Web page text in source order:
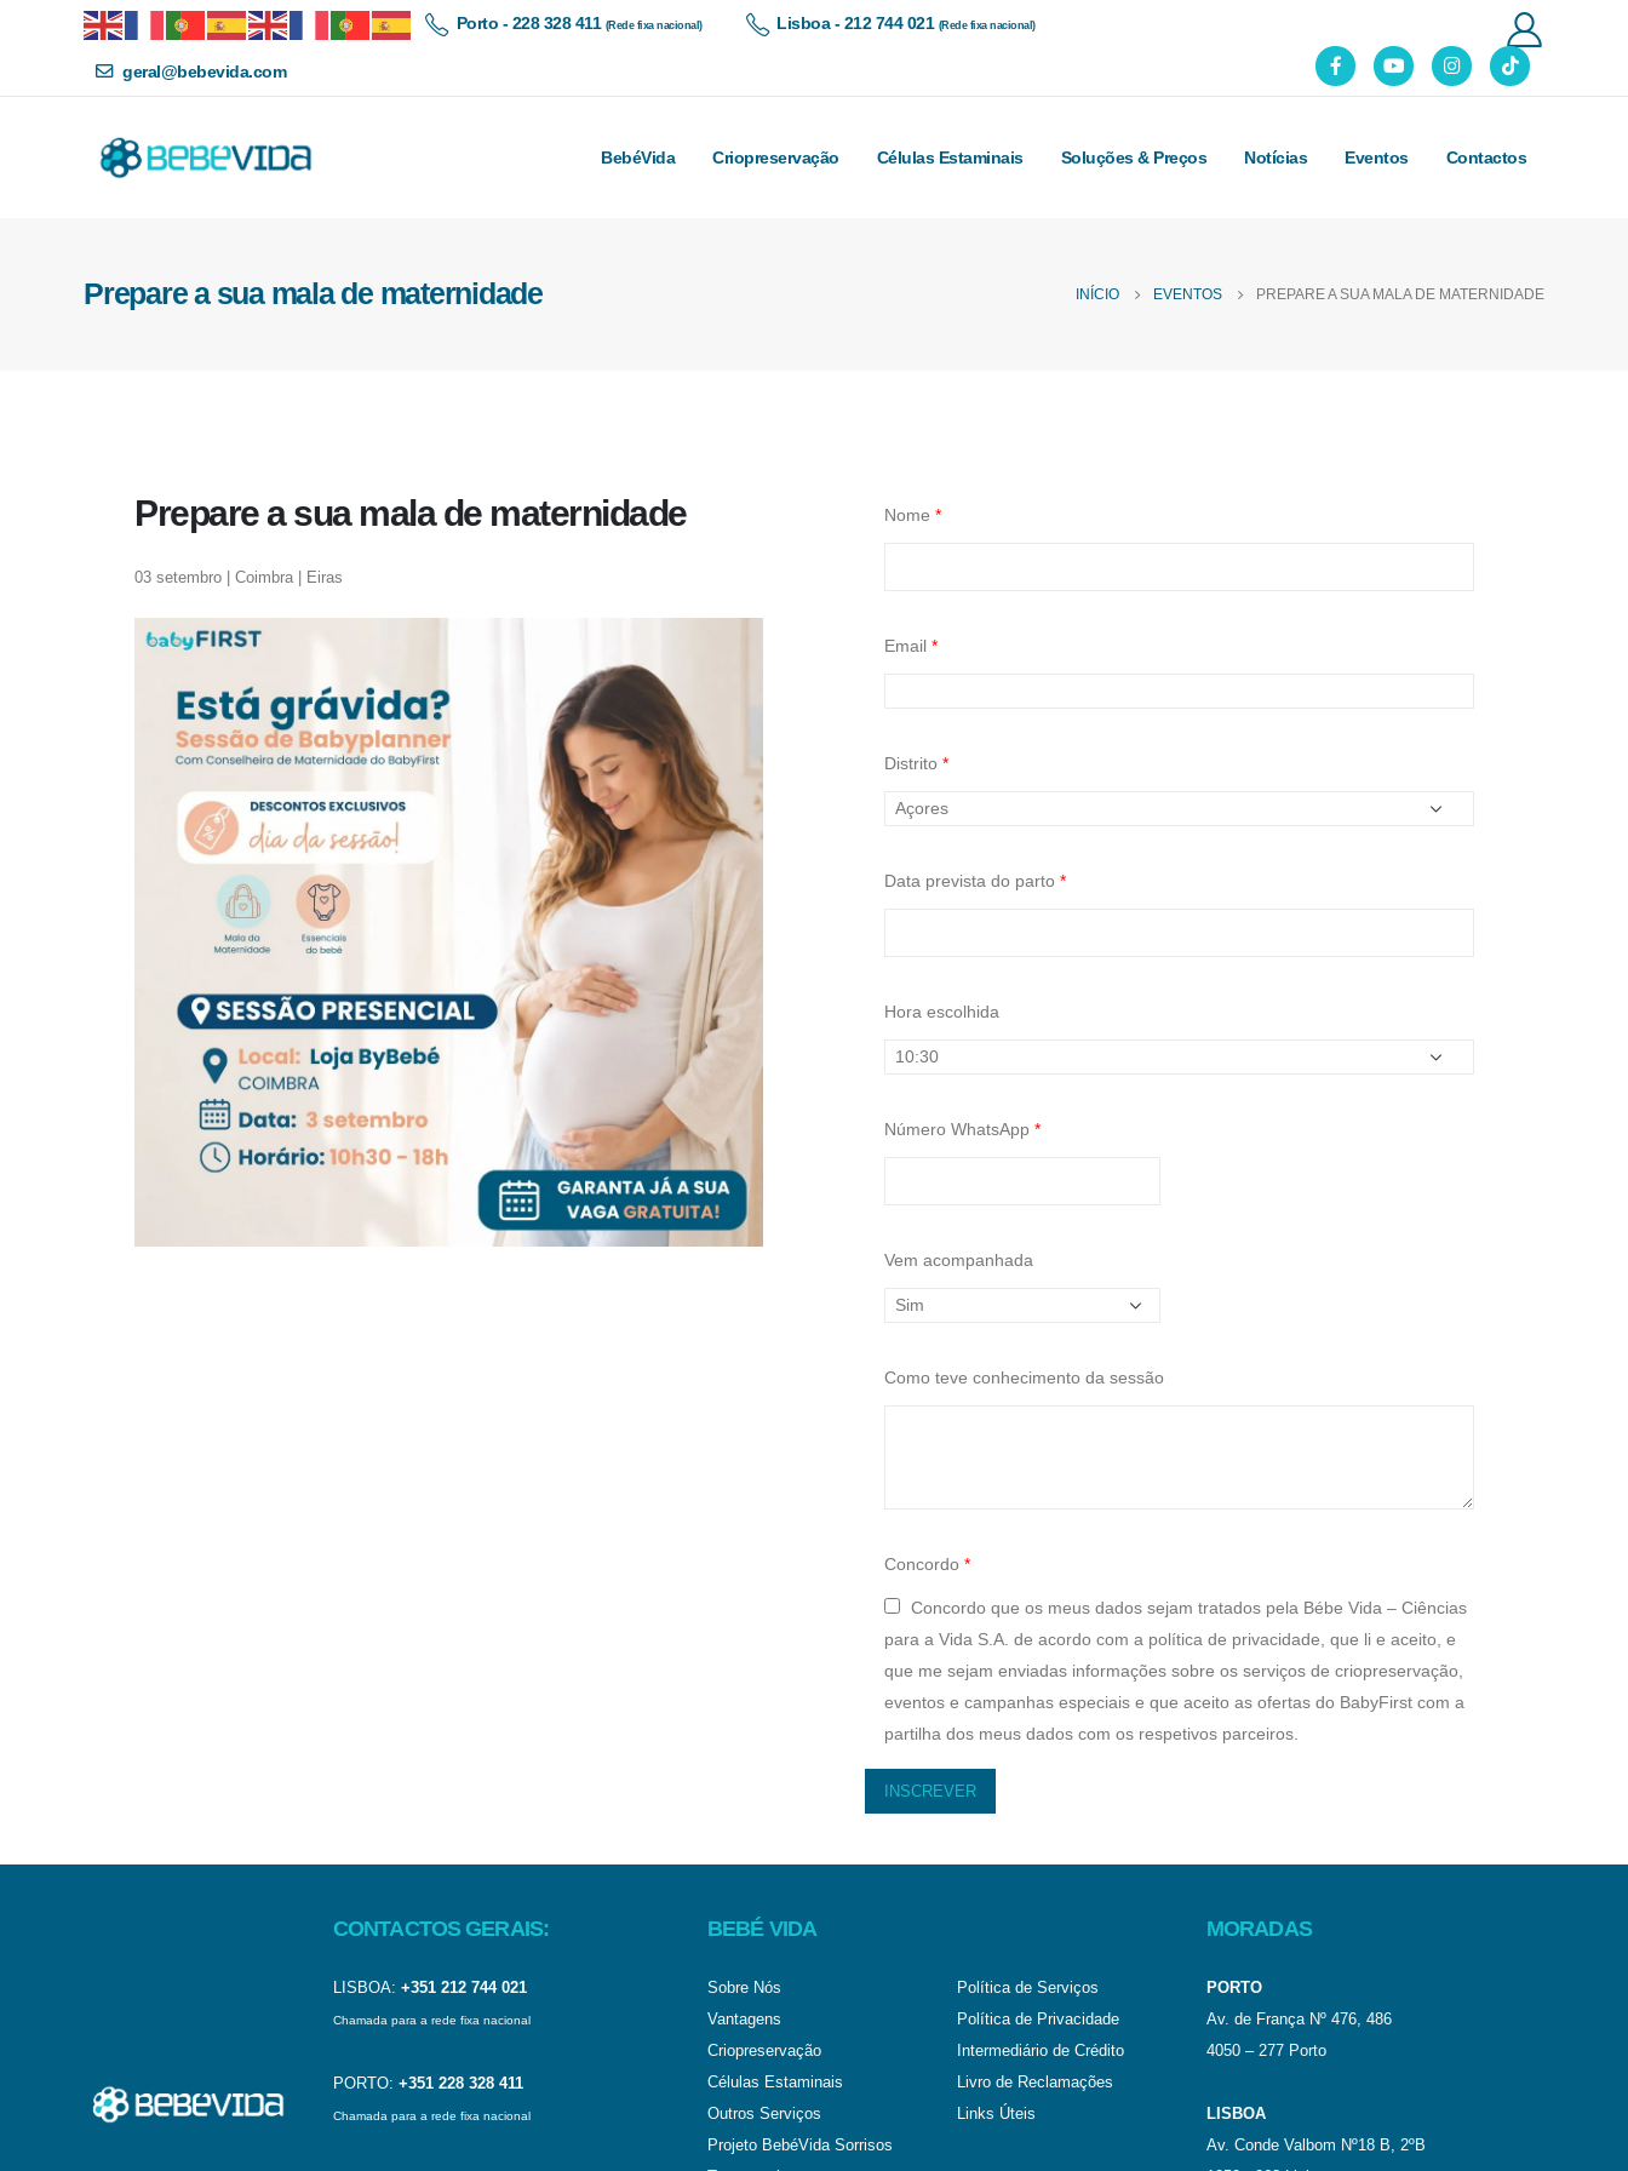
Porto - 228 328 411 (Rede fixa nacional) Lisboa - 212 744 021 (Rede fixa nacional)
geral@bebevida.com
BebéVida Criopreservação Células Estaminais Soluções & Preços Notícias Eventos Contactos
Prepare a sua mala de maternidade INÍCIO EVENTOS PREPARE A SUA MALA DE MATERNIDADE
Prepare a sua mala de maternidade
03 setembro | Coimbra | Eiras
Nome *
Email *
Distrito *
Data prevista do parto *
Hora escolhida
Número WhatsApp *
Vem acompanhada
Como teve conhecimento da sessão
Concordo *
Concordo que os meus dados sejam tratados pela Bébe Vida – Ciências
para a Vida S.A. de acordo com a política de privacidade, que li e aceito, e
que me sejam enviadas informações sobre os serviços de criopreservação,
eventos e campanhas especiais e que aceito as ofertas do BabyFirst com a
partilha dos meus dados com os respetivos parceiros.
CONTACTOS GERAIS:
LISBOA: +351 212 744 021
Chamada para a rede fixa nacional
PORTO: +351 228 328 411
Chamada para a rede fixa nacional
BEBÉ VIDA
Sobre Nós
Vantagens
Criopreservação
Células Estaminais
Outros Serviços
Projeto BebéVida Sorrisos
Política de Serviços
Política de Privacidade
Intermediário de Crédito
Livro de Reclamações
Links Úteis
MORADAS
PORTO
Av. de França Nº 476, 486
4050 – 277 Porto
LISBOA
Av. Conde Valbom Nº18 B, 2ºB